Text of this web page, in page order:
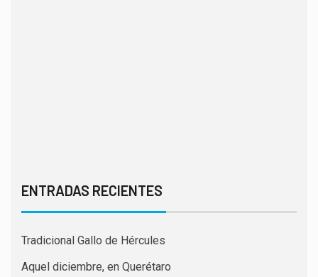
ENTRADAS RECIENTES
Tradicional Gallo de Hércules
Aquel diciembre, en Querétaro